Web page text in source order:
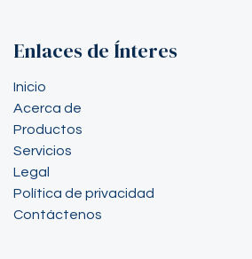
Enlaces de Ínteres
Inicio
Acerca de
Productos
Servicios
Legal
Política de privacidad
Contáctenos